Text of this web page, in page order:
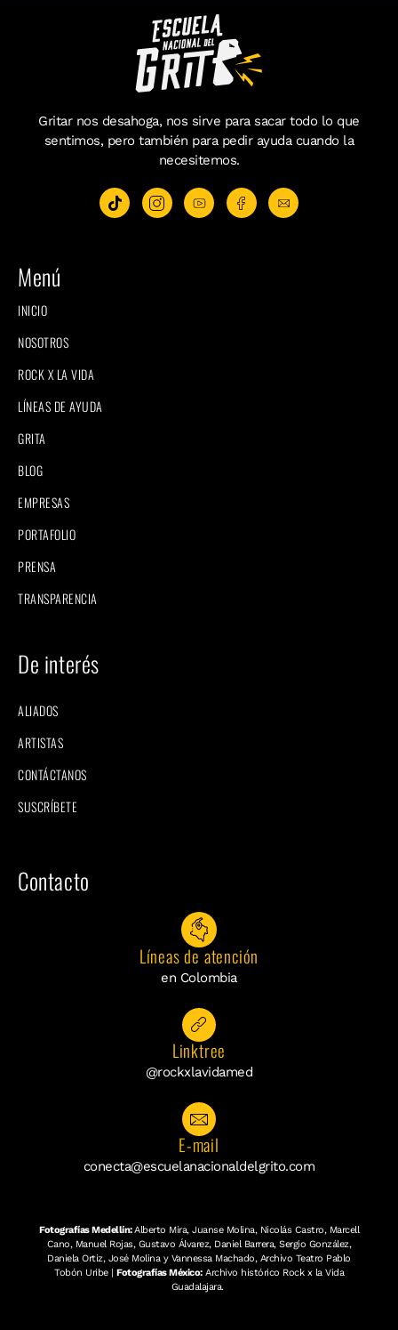
Gritar nos desahoga, nos sirve para sacar todo lo que
sentimos, pero también para pedir ayuda cuando la
necesitemos.
Menú
INICIO
NOSOTROS
ROCK X LA VIDA
LÍNEAS DE AYUDA
GRITA
BLOG
EMPRESAS
PORTAFOLIO
PRENSA
TRANSPARENCIA
De interés
ALIADOS
ARTISTAS
CONTÁCTANOS
SUSCRÍBETE
Contacto
Líneas de atención
en Colombia
Linktree
@rockxlavidamed
E-mail
conecta@escuelanacionaldelgrito.com
Fotografías Medellín:Alberto Mira, Juanse Molina, Nicolás Castro, Marcell
Cano, Manuel Rojas, Gustavo Álvarez, Daniel Barrera, Sergio González,
Daniela Ortiz, José Molina y Vannessa Machado, Archivo Teatro Pablo
Tobón Uribe | Fotografías México:Archivo histórico Rock x la Vida
Guadalajara.